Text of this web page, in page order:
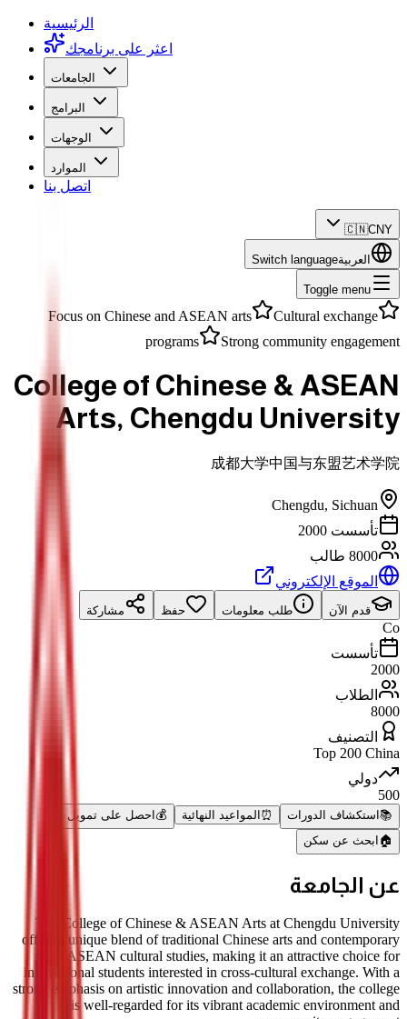
الرئيسية
اعثر على برنامجك
الجامعات
البرامج
الوجهات
الموارد
اتصل بنا
🇨🇳CNY
العربيةSwitch language
Toggle menu
Focus on Chinese and ASEAN arts
Cultural exchange
programs
Strong community engagement
College of Chinese & ASEAN
Arts, Chengdu University
成都大学中国与东盟艺术学院
Chengdu, Sichuan
تأسست 2000
8000 طالب
الموقع الإلكتروني
قدم الآن طلب معلومات حفظ مشاركة
Co
تأسست
2000
الطلاب
8000
التصنيف
Top 200 China
دولي
500
📚 استكشاف الدورات ⏰ المواعيد النهائية 💰 احصل على تمويل
🏠 ابحث عن سكن
عن الجامعة
The College of Chinese & ASEAN Arts at Chengdu University
offers a unique blend of traditional Chinese arts and contemporary
ASEAN cultural studies, making it an attractive choice for
international students interested in cross-cultural exchange. With a
strong emphasis on artistic innovation and collaboration, the college
is well-regarded for its vibrant academic environment and